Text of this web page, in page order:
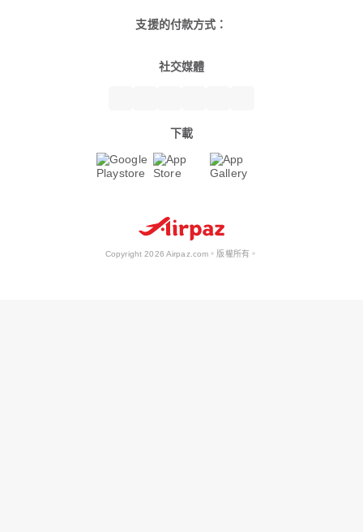
支援的付款方式：
社交媒體
下載
Copyright 2026 Airpaz.com。版權所有。